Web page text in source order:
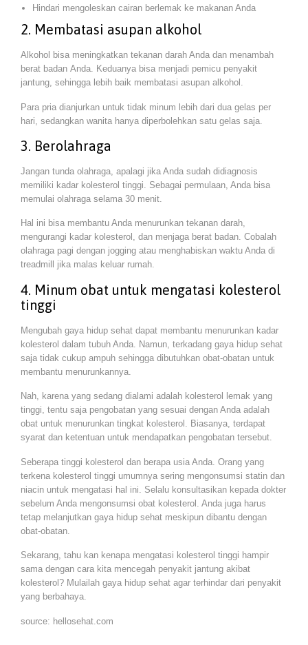
Hindari mengoleskan cairan berlemak ke makanan Anda
2. Membatasi asupan alkohol
Alkohol bisa meningkatkan tekanan darah Anda dan menambah
berat badan Anda. Keduanya bisa menjadi pemicu penyakit
jantung, sehingga lebih baik membatasi asupan alkohol.
Para pria dianjurkan untuk tidak minum lebih dari dua gelas per
hari, sedangkan wanita hanya diperbolehkan satu gelas saja.
3. Berolahraga
Jangan tunda olahraga, apalagi jika Anda sudah didiagnosis
memiliki kadar kolesterol tinggi. Sebagai permulaan, Anda bisa
memulai olahraga selama 30 menit.
Hal ini bisa membantu Anda menurunkan tekanan darah,
mengurangi kadar kolesterol, dan menjaga berat badan. Cobalah
olahraga pagi dengan jogging atau menghabiskan waktu Anda di
treadmill jika malas keluar rumah.
4. Minum obat untuk mengatasi kolesterol
tinggi
Mengubah gaya hidup sehat dapat membantu menurunkan kadar
kolesterol dalam tubuh Anda. Namun, terkadang gaya hidup sehat
saja tidak cukup ampuh sehingga dibutuhkan obat-obatan untuk
membantu menurunkannya.
Nah, karena yang sedang dialami adalah kolesterol lemak yang
tinggi, tentu saja pengobatan yang sesuai dengan Anda adalah
obat untuk menurunkan tingkat kolesterol. Biasanya, terdapat
syarat dan ketentuan untuk mendapatkan pengobatan tersebut.
Seberapa tinggi kolesterol dan berapa usia Anda. Orang yang
terkena kolesterol tinggi umumnya sering mengonsumsi statin dan
niacin untuk mengatasi hal ini. Selalu konsultasikan kepada dokter
sebelum Anda mengonsumsi obat kolesterol. Anda juga harus
tetap melanjutkan gaya hidup sehat meskipun dibantu dengan
obat-obatan.
Sekarang, tahu kan kenapa mengatasi kolesterol tinggi hampir
sama dengan cara kita mencegah penyakit jantung akibat
kolesterol? Mulailah gaya hidup sehat agar terhindar dari penyakit
yang berbahaya.
source: hellosehat.com